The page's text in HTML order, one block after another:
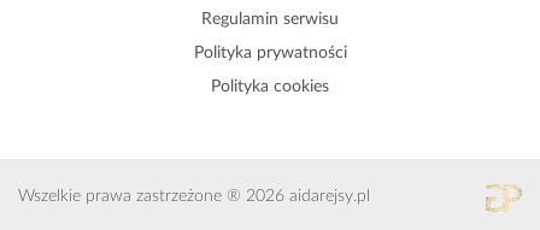
Regulamin serwisu
Polityka prywatności
Polityka cookies
Wszelkie prawa zastrzeżone ® 2026 aidarejsy.pl